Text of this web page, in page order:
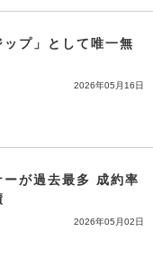
ップ」として唯一無
2026年05月16日
ーが過去最多 成約率
2026年05月02日